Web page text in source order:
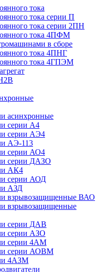
тока
тока серии П
тока серии 2ПН
тока 4ПФМ
в сборе
тока 4ПНГ
тока 4ГПЭМ
асинхронные
серии А4
серии АЭ4
АЭ-113
серии АО4
серии ДАЗО
АК4
серии АОД
АЗД
взрывозащищенные ВАО
взрывозащищенные
серии ДАВ
серии АЗО
серии 4АМ
серии АОВМ
4АЗМ